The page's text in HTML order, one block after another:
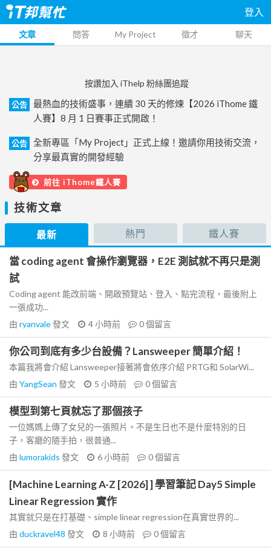
登入
文章 問答 My Project 徵才 聊天
按讚加入 iThelp 粉絲團追蹤
公告
最熱血的技術盛事，連續 30 天的修煉【2026 iThome 鐵
人賽】8 月 1 日賽事正式開啟！
公告
全新專區「My Project」正式上線！邀請你用技術交流，
分享最真實的開發經驗
前往 iThome鐵人賽
技術文章
最新 熱門 鐵人賽
當 coding agent 會操作瀏覽器，E2E 測試就不再只是測
試
Coding agent 能改前端、開啟預覽站、登入、點完流程，最後附上
一張成功...
由 ryanvale發文 4 小時前 0個留言
你公司到底有多少台設備？Lansweeper 簡單介紹！
本篇我將會介紹 Lansweeper接著將會依序介紹 PRTG和 SolarWi...
由 YangSean 發文 5 小時前 0個留言
模型到第七頁就忘了那個孩子
一位媽媽上傳了女兒的一張照片。不是生日也不是什麼特別的日
子，客廳的隨手拍，很普通...
由 lumorakids 發文 6 小時前 0個留言
[Machine Learning A-Z [2026] ] 學習筆記 Day5 Simple
Linear Regression 實作
其實就只是在打基礎、simple linear regression在真實世界的...
由 duckravel48 發文 8 小時前 0個留言